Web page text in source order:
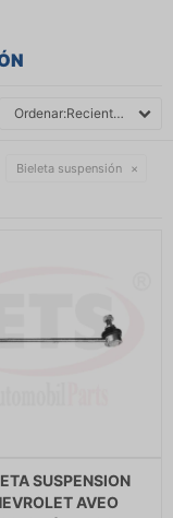
Recientes
Bieleta suspensión
SUSPENSION
AVEO